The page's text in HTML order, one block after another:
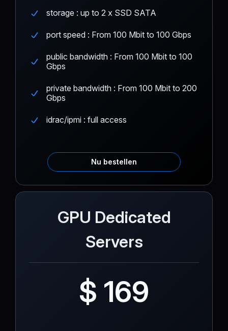
storage : up to 2 x SSD SATA
port speed : From 100 Mbit to 100 Gbps
public bandwidth : From 100 Mbit to 100
Gbps
private bandwidth : From 100 Mbit to 200
Gbps
idrac/ipmi : full access
Nu bestellen
GPU Dedicated
Servers
$ 169